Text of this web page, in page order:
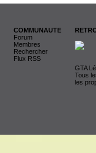
COMMUNAUTE
Forum
Membres
Rechercher
Flux RSS
GTA
Tous
les